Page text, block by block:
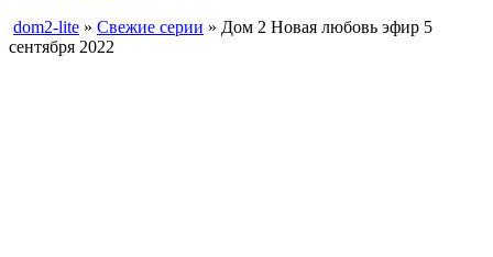
dom2-lite » Свежие серии » Дом 2 Новая любовь эфир 5
сентября 2022